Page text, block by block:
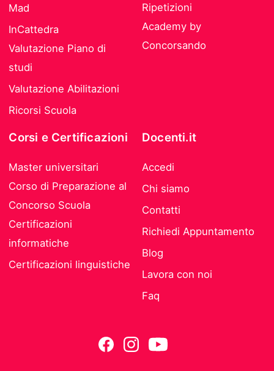
Mad
InCattedra
Valutazione Piano di
studi
Valutazione Abilitazioni
Ricorsi Scuola
Ripetizioni
Academy by
Concorsando
Corsi e Certificazioni
Master universitari
Corso di Preparazione al
Concorso Scuola
Certificazioni
informatiche
Certificazioni linguistiche
Docenti.it
Accedi
Chi siamo
Contatti
Richiedi Appuntamento
Blog
Lavora con noi
Faq